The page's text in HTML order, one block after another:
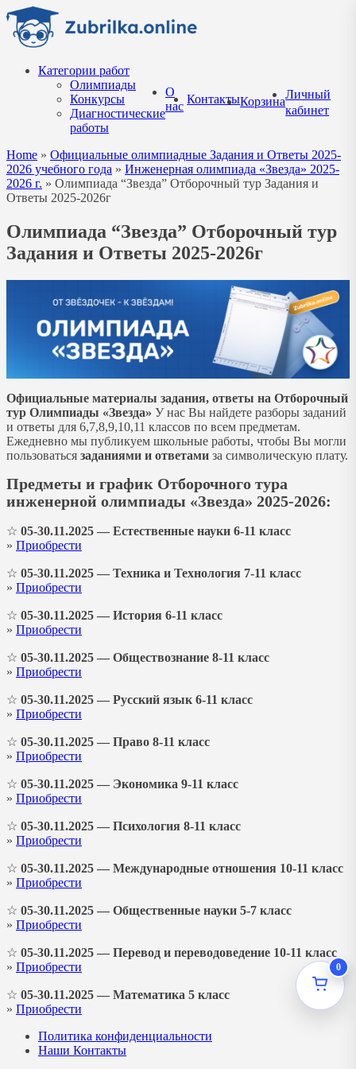
Перейти
содержанию
Категории работ
Олимпиады
Конкурсы
Диагностические
работы
О
нас
КонтактыКорзина
Личный
кабинет
Home » Официальные олимпиадные Задания и Ответы 2025-
2026 учебного года » Инженерная олимпиада «Звезда» 2025-
2026 г. » Олимпиада “Звезда” Отборочный тур Задания и
Ответы 2025-2026г
Олимпиада “Звезда” Отборочный тур
Задания и Ответы 2025-2026г
Официальные материалы задания, ответы на Отборочный
тур Олимпиады «Звезда» У нас Вы найдете разборы заданий
и ответы для 6,7,8,9,10,11 классов по всем предметам.
Ежедневно мы публикуем школьные работы, чтобы Вы могли
пользоваться заданиями и ответами за символическую плату.
Предметы и график Отборочного тура
инженерной олимпиады «Звезда» 2025-2026:
☆ 05-30.11.2025 — Естественные науки 6-11 класс
» Приобрести
☆ 05-30.11.2025 — Техника и Технология 7-11 класс
» Приобрести
☆ 05-30.11.2025 — История 6-11 класс
» Приобрести
☆ 05-30.11.2025 — Обществознание 8-11 класс
» Приобрести
☆ 05-30.11.2025 — Русский язык 6-11 класс
» Приобрести
☆ 05-30.11.2025 — Право 8-11 класс
» Приобрести
☆ 05-30.11.2025 — Экономика 9-11 класс
» Приобрести
☆ 05-30.11.2025 — Психология 8-11 класс
» Приобрести
☆ 05-30.11.2025 — Международные отношения 10-11 класс
» Приобрести
☆ 05-30.11.2025 — Общественные науки 5-7 класс
» Приобрести
☆ 05-30.11.2025 — Перевод и переводоведение 10-11 класс
» Приобрести
☆ 05-30.11.2025 — Математика 5 класс
» Приобрести
Политика конфиденциальности
Наши Контакты
0